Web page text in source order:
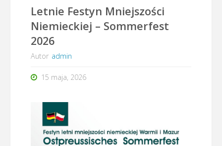
Letnie Festyn Mniejszości
Niemieckiej – Sommerfest
2026
Autor admin
15 maja, 2026